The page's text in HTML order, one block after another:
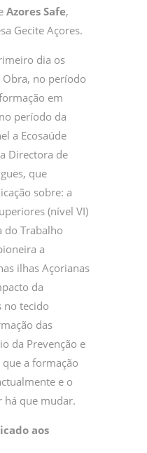
Azores Safe,
Gecite Açores.
dia os
Obra, no período
em
período da
a Ecosaúde
Directora de
que
sobre: a
(nível VI)
do Trabalho
a
ilhas Açorianas
da
no tecido
das
da Prevenção e
que a formação
e o
há que mudar.
aos